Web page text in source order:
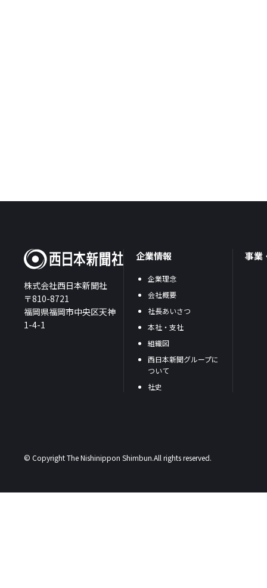
株式会社西日本新聞社
〒810-8721
福岡県福岡市中央区天神
1-4-1
企業情報
企業理念
会社概要
社長あいさつ
本社・支社
組織図
西日本新聞グループに
ついて
社史
事業
© Copyright The Nishinippon Shimbun.All rights reserved.